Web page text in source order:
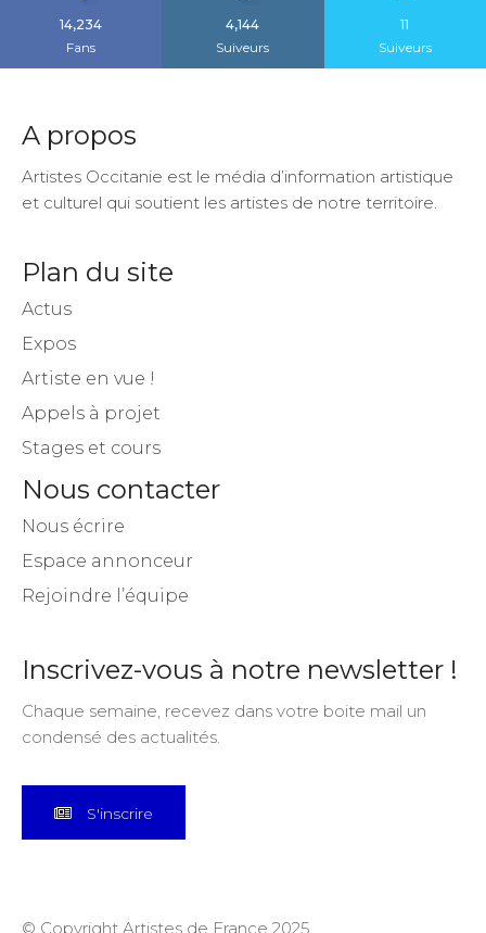
14,234
Fans
4,144
Suiveurs
11
Suiveurs
A propos
Artistes Occitanie est le média d’information artistique
et culturel qui soutient les artistes de notre territoire.
Plan du site
Actus
Expos
Artiste en vue !
Appels à projet
Stages et cours
Nous contacter
Nous écrire
Espace annonceur
Rejoindre l’équipe
Inscrivez-vous à notre newsletter !
Chaque semaine, recevez dans votre boite mail un
condensé des actualités.
S'inscrire
© Copyright Artistes de France 2025